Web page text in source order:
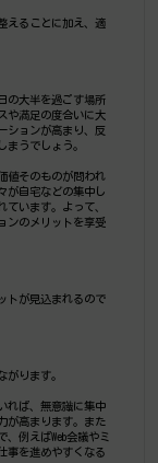
の大半を過ごす場所
や満足の度合いに大
ションが高まり、反
まうでしょう。
値そのものが問われ
が自宅などの集中し
ています。よって、
ンのメリットを享受
トが見込まれるので
がります。
れば、無意識に集中
が高まります。また
例えばWeb会議やミ
事を進めやすくなる